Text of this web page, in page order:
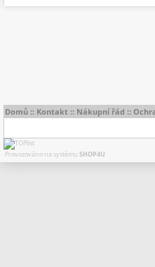
Domů :: Kontakt :: Nákupní řád ::
Provozováno na systému SHOP4U